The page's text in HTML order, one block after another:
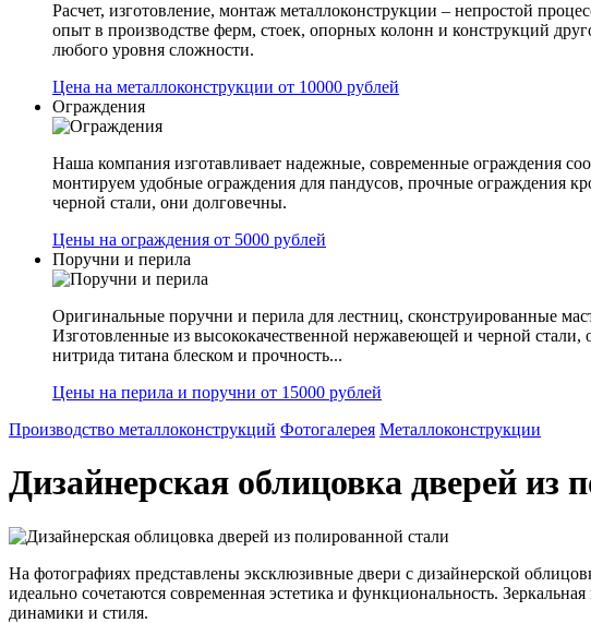
Расчет, изготовление, монтаж металлоконструкции – непростой
опыт в производстве ферм, стоек, опорных колонн и конструкций
любого уровня сложности.
Цена на металлоконструкции от 10000 рублей
Ограждения
Наша компания изготавливает надежные, современные ограждения
монтируем удобные ограждения для пандусов, прочные ограждения
черной стали, они долговечны.
Цены на ограждения от 5000 рублей
Поручни и перила
Оригинальные поручни и перила для лестниц, сконструированные
Изготовленные из высококачественной нержавеющей и черной
нитрида титана блеском и прочность...
Цены на перила и поручни от 15000 рублей
Производство металлоконструкций Фотогалерея Металлоконструкции
Дизайнерская облицовка дверей из
На фотографиях представлены эксклюзивные двери с дизайнерской
идеально сочетаются современная эстетика и функциональность.
динамики и стиля.